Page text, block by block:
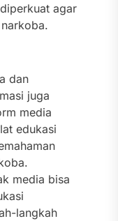
agar
dan
juga
media
edukasi
media bisa
langkah